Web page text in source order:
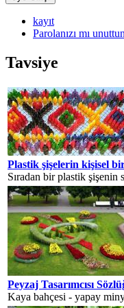
kayıt
Parolanızı mı
Tavsiye
Plastik şişelerin kişisel
Sıradan bir plastik şişenin
Peyzaj Tasarımcısı
Kaya bahçesi - yapay